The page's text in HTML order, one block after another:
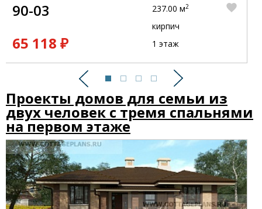
Предыдущий Следующий
90-03
65 118 ₽
237.00 м2
кирпич
1 этаж
Проекты домов для семьи из
двух человек с тремя спальнями
на первом этаже